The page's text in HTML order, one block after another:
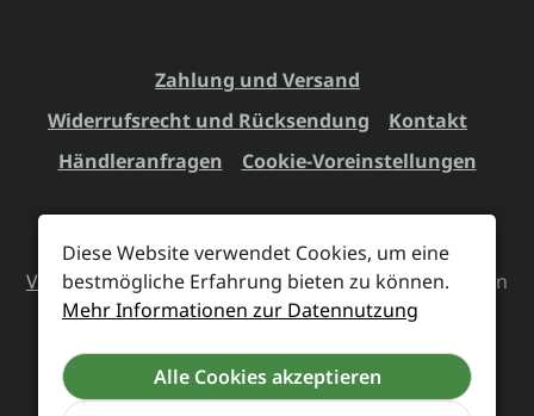
Zahlung und Versand
Widerrufsrecht und Rücksendung
Kontakt
Händleranfragen
Cookie-Voreinstellungen
Alle Preise inkl. gesetzl. Mehrwertsteuer zzgl.
Versandkostenund ggf. Nachnahmegebühren, wenn
nicht anders angegeben.
Vertrag widerrufen
Diese Website verwendet Cookies, um eine
bestmögliche Erfahrung bieten zu können.
Mehr Informationen zur Datennutzung
Alle Cookies akzeptieren